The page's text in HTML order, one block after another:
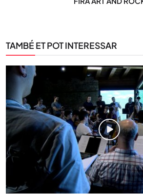
TAMBÉ ET POT INTERESSAR